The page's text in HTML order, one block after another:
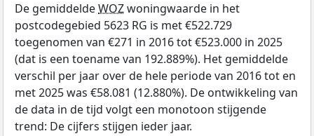
De gemiddeldeWOZwoningwaarde in het
postcodegebied 5623 RG is met €522.729
toegenomen van €271 in 2016 tot €523.000 in 2025
(dat is een toename van 192.889%). Het gemiddelde
verschil per jaar over de hele periode van 2016 tot en
met 2025 was €58.081 (12.880%). De ontwikkeling van
de data in de tijd volgt een monotoon stijgende
trend: De cijfers stijgen ieder jaar.